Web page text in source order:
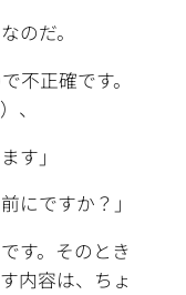
のだ。
不正確です。
、
す」
にですか？」
す。そのとき
内容は、ちょ